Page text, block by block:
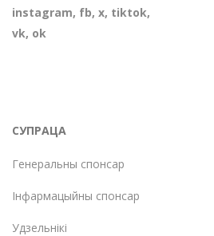
instagram, fb, х, tiktok,
vk, ok
СУПРАЦА
Генеральны спонсар
Інфармацыйны спонсар
Удзельнікі